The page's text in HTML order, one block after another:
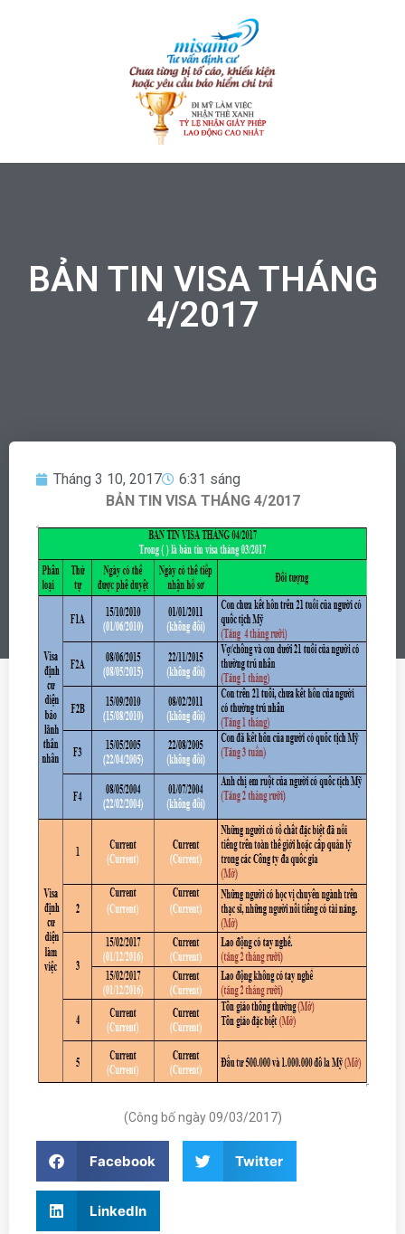
BẢN TIN VISA THÁNG
4/2017
Tháng 3 10, 2017
6:31 sáng
BẢN TIN VISA THÁNG 4/2017
(Công bố ngày 09/03/2017)
Facebook Twitter
LinkedIn